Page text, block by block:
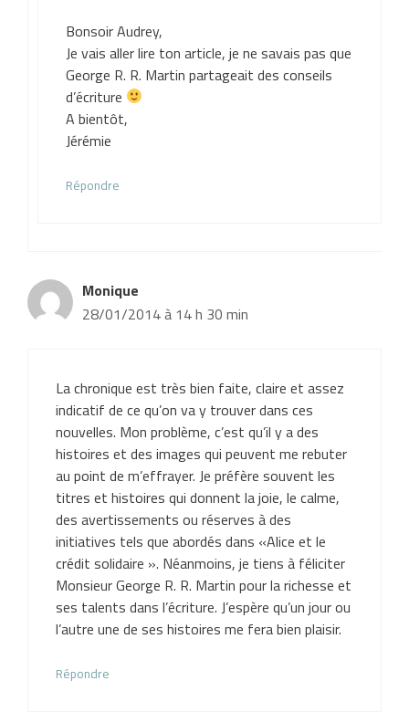
Bonsoir Audrey,
Je vais aller lire ton article, je ne savais pas que
George R. R. Martin partageait des conseils
d’écriture
A bientôt,
Jérémie
Répondre
Monique
28/01/2014 à 14 h 30 min
La chronique est très bien faite, claire et assez
indicatif de ce qu’on va y trouver dans ces
nouvelles. Mon problème, c’est qu’il y a des
histoires et des images qui peuvent me rebuter
au point de m’effrayer. Je préfère souvent les
titres et histoires qui donnent la joie, le calme,
des avertissements ou réserves à des
initiatives tels que abordés dans «Alice et le
crédit solidaire ». Néanmoins, je tiens à féliciter
Monsieur George R. R. Martin pour la richesse et
ses talents dans l’écriture. J’espère qu’un jour ou
l’autre une de ses histoires me fera bien plaisir.
Répondre